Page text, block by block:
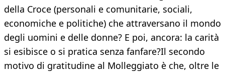
della Croce (personali e comunitarie, sociali,
economiche e politiche) che attraversano il mondo
degli uomini e delle donne? E poi, ancora: la carità
si esibisce o si pratica senza fanfare?Il secondo
motivo di gratitudine al Molleggiato è che, oltre le